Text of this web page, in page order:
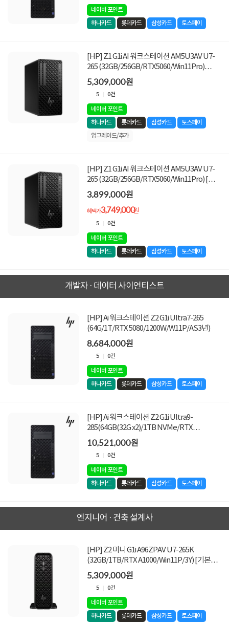
네이버 포인트
하나카드
롯데카드 삼성카드 토스페이
[HP] Z1 G1i AI 워크스테이션 AM5U3AV U7-
265 (32GB/256GB/RTX5060/Win11Pro)
[64GB 램구성 + 2TB SSD 교체 + 2TB SSD 추
가]
5,309,000원
5 0건
네이버 포인트
하나카드
롯데카드 삼성카드
토스페이
업그레이드/추가
[HP] Z1 G1i AI 워크스테이션 AM5U3AV U7-
265 (32GB/256GB/RTX5060/Win11Pro) [기본
제품]
3,899,000원
혜택가3,749,000원
5 0건
네이버 포인트
하나카드
롯데카드 삼성카드 토스페이
개발자 · 데이터 사이언티스트
[HP] Ai 워크스테이션 Z2 G1i Ultra7-265
(64G/1T/RTX 5080/1200W/W11P/AS3년)
8,684,000원
5 0건
네이버 포인트
하나카드
롯데카드 삼성카드 토스페이
[HP] Ai 워크스테이션 Z2 G1i Ultra9-
285(64GB(32G x2)/1TB NVMe/RTX
5080/1200W/W11PRO) [기본제품]
10,521,000원
5 0건
네이버 포인트
하나카드
롯데카드 삼성카드 토스페이
엔지니어 · 건축 설계사
[HP] Z2 미니 G1i A96ZPAV U7-265K
(32GB/1TB/RTX A1000/Win11P/3Y) [기본제
품]
5,309,000원
5 0건
네이버 포인트
하나카드
롯데카드 삼성카드 토스페이